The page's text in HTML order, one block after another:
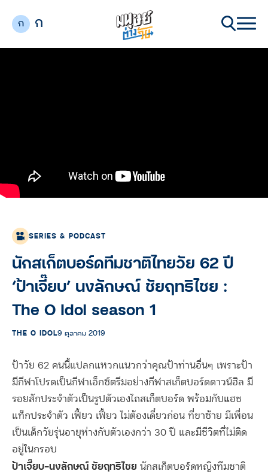
ก ก
SERIES & PODCAST
นักสเก็ตบอร์ดทีมชาติไทยวัย 62 ปี
‘ป้าเจี๊ยบ’ นงลักษณ์ ชัยฤทธิไชย :
The O Idol season 1
THE O IDOL9 ตุลาคม 2019
ป้าวัย 62 คนนี้แปลกแหวกแนวกว่าคุณป้าท่านอื่นๆ เพราะป้า
มีกีฬาโปรดเป็นกีฬาเอ็กซ์ตรีมอย่างกีฬาสเก็ตบอร์ดดาวน์ฮิล มี
รอยสักประจำตัวเป็นรูปตัวเองไถสเก็ตบอร์ด พร้อมกับแฮช
แท็กประจำตัว เฟี้ยว เฟี้ยว ไม่ต้องเดี๋ยวก่อน ที่ขาซ้าย มีเพื่อน
เป็นเด็กวัยรุ่นอายุห่างกับตัวเองกว่า 30 ปี และมีชีวิตที่ไม่ติด
อยู่ในกรอบ
ป้าเจี๊ยบ-นงลักษณ์ ชัยฤทธิไชย นักสเก็ตบอร์ดหญิงทีมชาติ